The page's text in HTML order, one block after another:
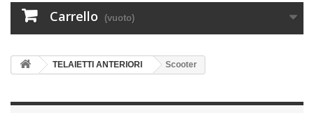
Carrello (vuoto)
TELAIETTI ANTERIORI Scooter